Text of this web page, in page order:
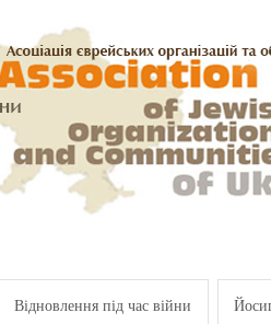
Відновлення під час війни